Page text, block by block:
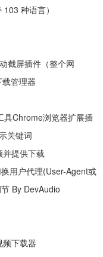
种语言）
截屏插件（整个网
管理器
具Chrome浏览器扩展插
关键词
提供下载
用户代理(User-Agent或
By DevAudio
下载器